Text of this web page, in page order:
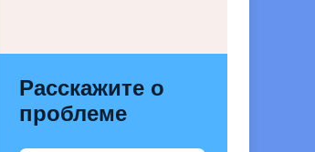
Расскажите о
проблеме